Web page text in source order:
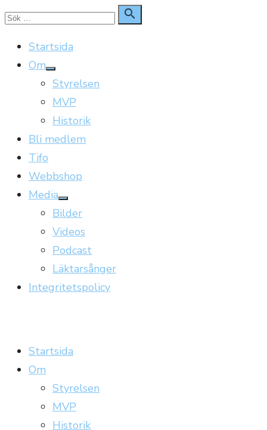
Hoppa
innehåll
Sök

Sök
Startsida
Om
Visa
undermeny
Styrelsen
MVP
Historik
Bli medlem
Tifo
Webbshop
Media
Visa
undermeny
Bilder
Videos
Podcast
Läktarsånger
Integritetspolicy
Startsida
Om
Styrelsen
MVP
Historik